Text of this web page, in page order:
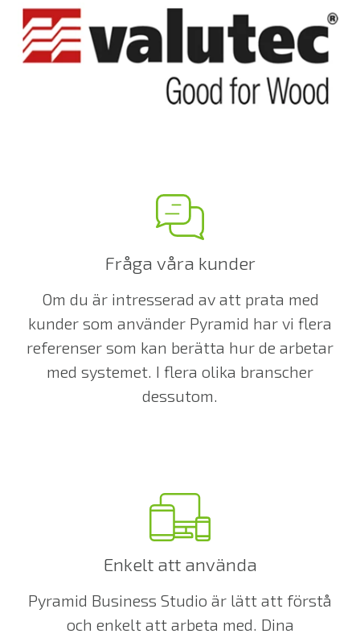
Fråga våra kunder
Om du är intresserad av att prata med
kunder som använder Pyramid har vi flera
referenser som kan berätta hur de arbetar
med systemet. I flera olika branscher
dessutom.
Enkelt att använda
Pyramid Business Studio är lätt att förstå
och enkelt att arbeta med. Dina